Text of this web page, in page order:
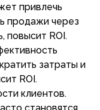
привлечь
продажи через
повысит ROI.
затраты и
ROI.
клиентов.
становятся